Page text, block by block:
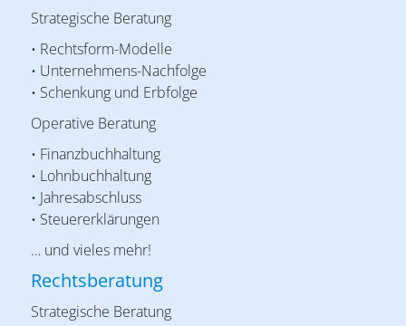
Strategische Beratung
• Rechtsform-Modelle
• Unternehmens-Nachfolge
• Schenkung und Erbfolge
Operative Beratung
• Finanzbuchhaltung
• Lohnbuchhaltung
• Jahresabschluss
• Steuererklärungen
… und vieles mehr!
Rechtsberatung
Strategische Beratung